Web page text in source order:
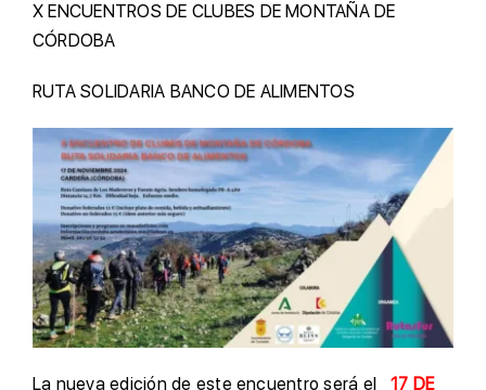
NOTICIAS
CONTACTO
X ENCUENTROS DE CLUBES DE MONTAÑA DE
CÓRDOBA
RUTA SOLIDARIA BANCO DE ALIMENTOS
La nueva edición de este encuentro será el 17 DE